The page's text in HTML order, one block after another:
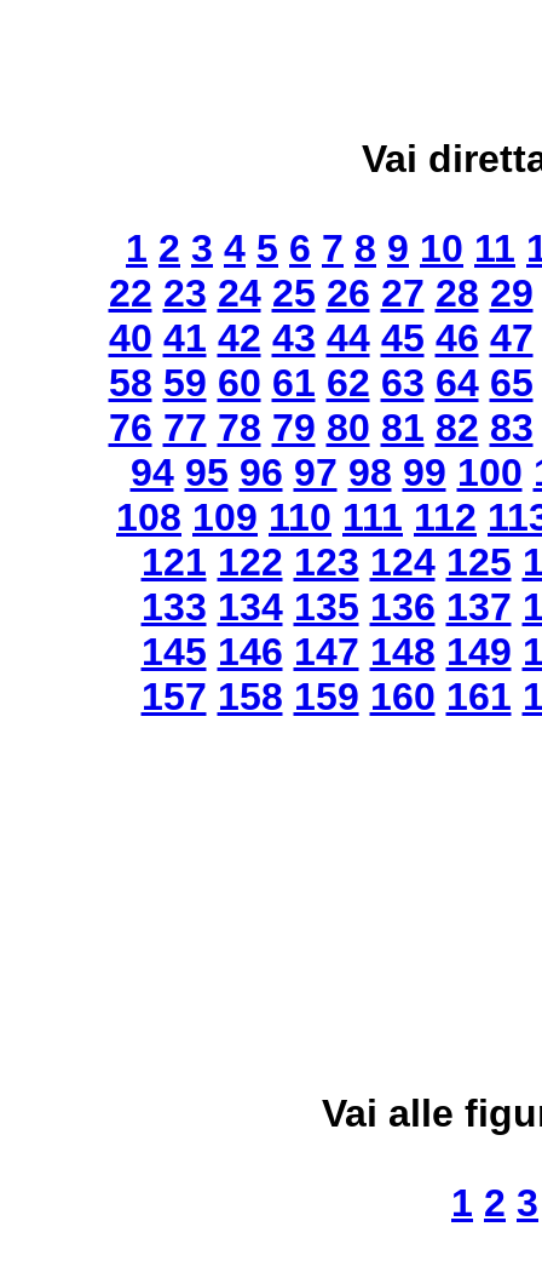
Vai
1 2 3 4 5 6 7 8 9 10 11
22 23 24 25 26 27 28 29
40 41 42 43 44 45 46 47
58 59 60 61 62 63 64 65
76 77 78 79 80 81 82 83
94 95 96 97 98 99 100
108 109 110 111 112
121 122 123 124 125
133 134 135 136 137
145 146 147 148 149
157 158 159 160 161
Vai alle
1 2 3